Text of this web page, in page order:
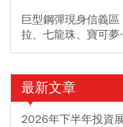
巨型鋼彈現身信義
拉、七龍珠、寶可
最新文章
2026年下半年投資